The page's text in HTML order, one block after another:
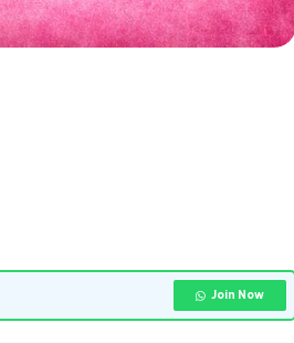
Join Now